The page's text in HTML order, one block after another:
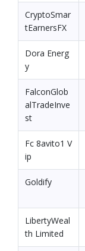
CryptoSmar
tEarnersFX
Dora Energ
y
FalconGlob
alTradeInve
st
Fc 8avito1 V
ip
Goldify
LibertyWeal
th Limited